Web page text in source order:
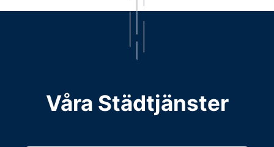
Våra Städtjänster